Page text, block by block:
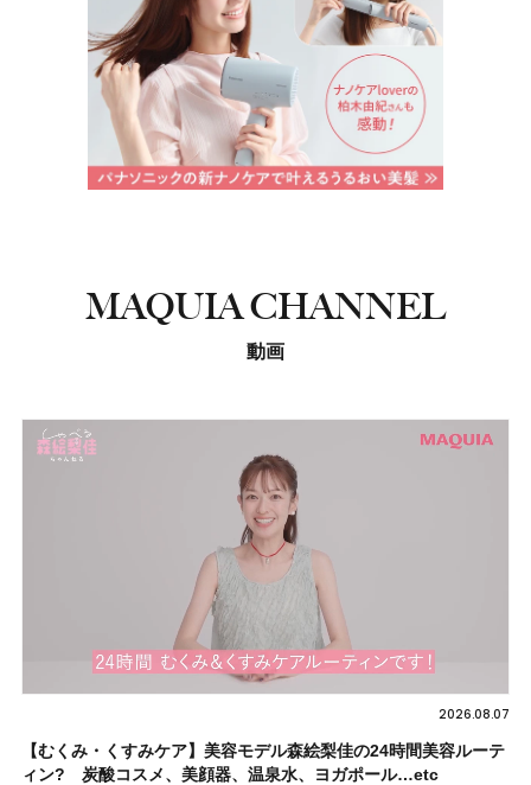
MAQUIA CHANNEL
動画
2026.08.07
【むくみ・くすみケア】美容モデル森絵梨佳の24時間美容ルーテ
ィン? 炭酸コスメ、美顔器、温泉水、ヨガポール…etc